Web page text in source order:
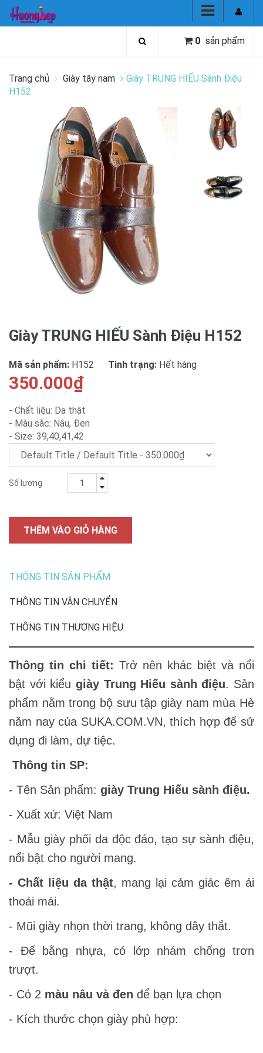
0 sản phẩm
Trang chủ Giày tây nam
Giày TRUNG HIẾU Sành Điệu
H152
Giày TRUNG HIẾU Sành Điệu H152
Mã sản phẩm: H152 Tình trạng: Hết hàng
350.000₫
- Chất liệu: Da thật
- Màu sắc: Nâu, Đen
- Size: 39,40,41,42
Số lượng
THÊM VÀO GIỎ HÀNG
THÔNG TIN SẢN PHẨM
THÔNG TIN VẬN CHUYỂN
THÔNG TIN THƯƠNG HIỆU
Thông tin chi tiết: Trở nên khác biệt và nổi
bật với kiểu giày Trung Hiếu sành điệu. Sản
phẩm nằm trong bộ sưu tập giày nam mùa Hè
năm nay của SUKA.COM.VN, thích hợp để sử
dụng đi làm, dự tiệc.
Thông tin SP:
- Tên Sản phẩm: giày Trung Hiếu sành điệu.
- Xuất xứ: Việt Nam
- Mẫu giày phối da độc đáo, tạo sự sành điệu,
nổi bật cho người mang.
- Chất liệu da thật, mang lại cảm giác êm ái
thoải mái.
- Mũi giày nhọn thời trang, không dây thắt.
- Đế bằng nhựa, có lớp nhám chống trơn
trượt.
- Có 2 màu nâu và đen để bạn lựa chọn
- Kích thước chọn giày phù hợp: